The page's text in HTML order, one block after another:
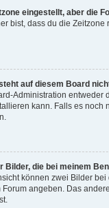
eingestellt, aber die
bist, dass du die
auf diesem Board
Administration entweder
kann. Falls es noch
Bilder, die bei meinem
können zwei Bilder
angeben. Das